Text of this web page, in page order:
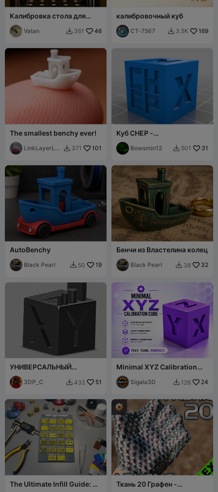
Калибровка стола для
выравнивания первого
слоя Ender 5 Max
Vatan  361 46
калибровочный куб
CT-7567  3.5K 169
The smallest benchy ever!
LinkLayerLa
 371 101
Куб CHEP -
Калибровочный куб
Bowsmin12  501 31
AutoBenchy
Black Pearl  50 19
Бенчи из Властелина колец
Black Pearl  38 32
УНИВЕРСАЛЬНЫЙ
КАЛИБРОВОЧНЫЙ КУБ
3DP_C  432 51
Minimal XYZ Calibration
Cube ⚙️🧪
Sigala3D  126 24
The Ultimate Infill Guide: All
Ткань 20 Графен -